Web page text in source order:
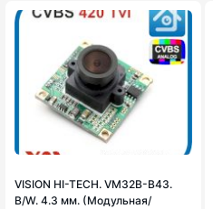
VISION HI-TECH. VM32B-B43.
B/W. 4.3 мм. (Модульная/